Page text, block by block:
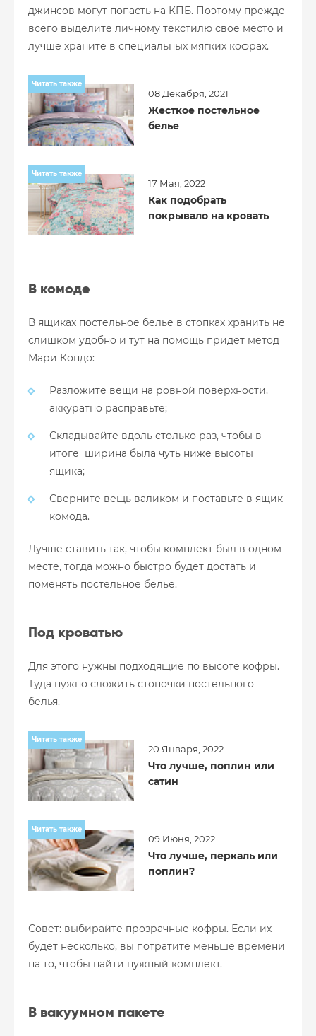
джинсов могут попасть на КПБ. Поэтому прежде
всего выделите личному текстилю свое место и
лучше храните в специальных мягких кофрах.
Читать также
08 Декабря, 2021
Жесткое постельное
белье
Читать также
17 Мая, 2022
Как подобрать
покрывало на кровать
В комоде
В ящиках постельное белье в стопках хранить не
слишком удобно и тут на помощь придет метод
Мари Кондо:
Разложите вещи на ровной поверхности,
аккуратно расправьте;
Складывайте вдоль столько раз, чтобы в
итоге ширина была чуть ниже высоты
ящика;
Сверните вещь валиком и поставьте в ящик
комода.
Лучше ставить так, чтобы комплект был в одном
месте, тогда можно быстро будет достать и
поменять постельное белье.
Под кроватью
Для этого нужны подходящие по высоте кофры.
Туда нужно сложить стопочки постельного
белья.
Читать также
20 Января, 2022
Что лучше, поплин или
сатин
Читать также
09 Июня, 2022
Что лучше, перкаль или
поплин?
Совет: выбирайте прозрачные кофры. Если их
будет несколько, вы потратите меньше времени
на то, чтобы найти нужный комплект.
В вакуумном пакете